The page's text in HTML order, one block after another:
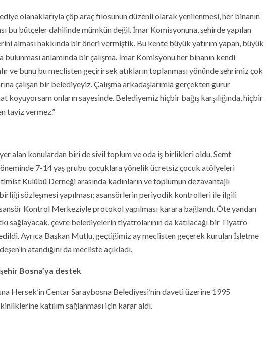
olanaklarıyla çöp araç filosunun düzenli olarak yenilenmesi, her binanın
bu bütçeler dahilinde mümkün değil. İmar Komisyonuna, şehirde yapılan
alması hakkında bir öneri vermiştik. Bu kente büyük yatırım yapan, büyük
anlamında bir çalışma. İmar Komisyonu her binanın kendi
ve bunu bu meclisten geçirirsek atıkların toplanması yönünde şehrimiz çok
çalışan bir belediyeyiz. Çalışma arkadaşlarımla gerçekten gurur
koyuyorsam onların sayesinde. Belediyemiz hiçbir bağış karşılığında, hiçbir
taviz vermez.”
alan konulardan biri de sivil toplum ve oda iş birlikleri oldu. Semt
7-14 yaş grubu çocuklara yönelik ücretsiz çocuk atölyeleri
Kulübü Derneği arasında kadınların ve toplumun dezavantajlı
sözleşmesi yapılması; asansörlerin periyodik kontrolleri ile ilgili
Kontrol Merkeziyle protokol yapılması karara bağlandı. Öte yandan
sağlayacak, çevre belediyelerin tiyatrolarının da katılacağı bir Tiyatro
Ayrıca Başkan Mutlu, geçtiğimiz ay meclisten geçerek kurulan İşletme
atandığını da mecliste açıkladı.
Bosna’ya destek
Hersek’in Centar Saraybosna Belediyesi’nin daveti üzerine 1995
katılım sağlanması için karar aldı.